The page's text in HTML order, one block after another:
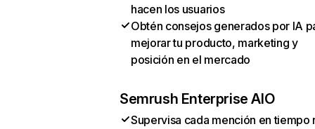
hacen los usuarios
Obtén consejos generados por IA
mejorar tu producto, marketing y
posición en el mercado
Semrush Enterprise AIO
Supervisa cada mención en tiempo